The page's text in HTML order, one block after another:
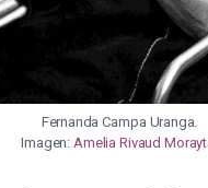
Fernanda Campa Uranga.
Imagen:Amelia Rivaud